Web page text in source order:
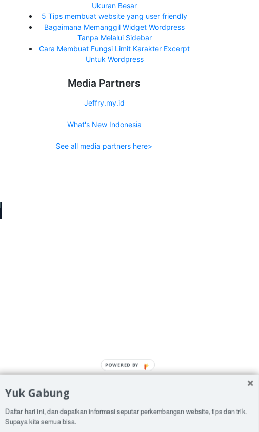
Ukuran Besar
5 Tips membuat website yang user friendly
Bagaimana Memanggil Widget Wordpress
Tanpa Melalui Sidebar
Cara Membuat Fungsi Limit Karakter Excerpt
Untuk Wordpress
Media Partners
Jeffry.my.id
What's New Indonesia
See all media partners here>
Yuk Gabung
Daftar hari ini, dan dapatkan informasi seputar perkembangan website, tips dan trik.
Supaya kita semua bisa.
POWERED
BY